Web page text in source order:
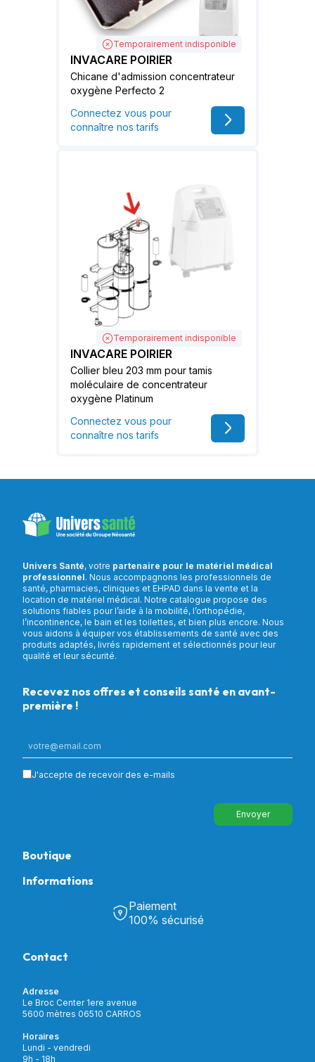
Temporairement indisponible
INVACARE POIRIER
Chicane d'admission concentrateur
oxygène Perfecto 2
Connectez vous pour
connaître nos tarifs
Temporairement indisponible
INVACARE POIRIER
Collier bleu 203 mm pour tamis
moléculaire de concentrateur
oxygène Platinum
Connectez vous pour
connaître nos tarifs
Univers Santé, votre partenaire pour le matériel médical
professionnel. Nous accompagnons les professionnels de
santé, pharmacies, cliniques et EHPAD dans la vente et la
location de matériel médical. Notre catalogue propose des
solutions fiables pour l’aide à la mobilité, l’orthopédie,
l’incontinence, le bain et les toilettes, et bien plus encore. Nous
vous aidons à équiper vos établissements de santé avec des
produits adaptés, livrés rapidement et sélectionnés pour leur
qualité et leur sécurité.
Recevez nos offres et conseils santé en avant-
première !
J'accepte de recevoir des e-mails
Envoyer
Boutique
Puériculture
Incontinence
Soins & Diagnostic
Aide à la mobilité
Matériel de location
Nouveautés
Informations
Découvrir Univers Santé
Notre catalogue
Mon compte
Livraison et paiement
Paiement
100% sécurisé
Contact
Adresse
Le Broc Center 1ere avenue
5600 mètres 06510 CARROS
Horaires
Lundi - vendredi
9h - 18h